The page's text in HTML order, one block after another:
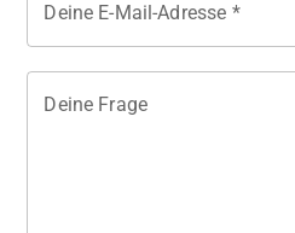
Deine E-Mail-Adresse *
Deine Frage